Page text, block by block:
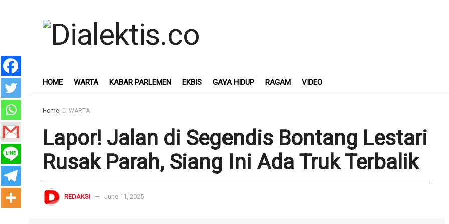
HOME WARTA KABAR PARLEMEN EKBIS GAYA HIDUP RAGAM VIDEO
Home WARTA
Lapor! Jalan di Segendis Bontang Lestari
Rusak Parah, Siang Ini Ada Truk Terbalik
REDAKSI June 11, 2025